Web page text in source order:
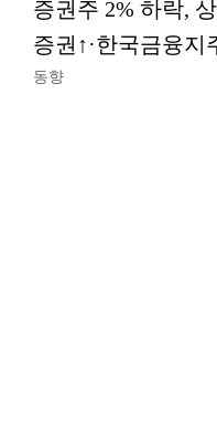
증권주 2% 하락,
증권↑·한국금융지
동향